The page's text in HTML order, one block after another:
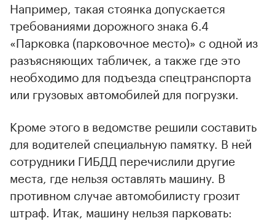
Например, такая стоянка допускается
требованиями дорожного знака 6.4
«Парковка (парковочное место)» с одной из
разъясняющих табличек, а также где это
необходимо для подъезда спецтранспорта
или грузовых автомобилей для погрузки.
Кроме этого в ведомстве решили составить
для водителей специальную памятку. В ней
сотрудники ГИБДД перечислили другие
места, где нельзя оставлять машину. В
противном случае автомобилисту грозит
штраф. Итак, машину нельзя парковать: